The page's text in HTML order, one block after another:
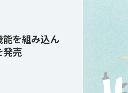
を組み込ん
発売